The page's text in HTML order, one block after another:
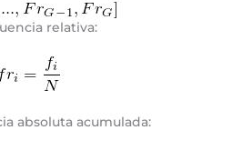
relativa:
absoluta acumulada: